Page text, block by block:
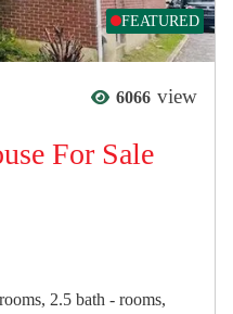
FEATURED
6066 view
For Sale
rooms, 2.5 bath - rooms,